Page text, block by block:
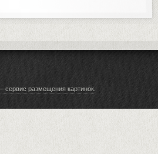
сервис размещения картинок.